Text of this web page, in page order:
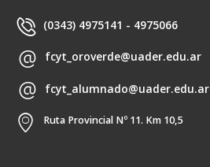
(0343) 4975141 - 4975066
fcyt_oroverde@uader.edu.ar
fcyt_alumnado@uader.edu.ar
Ruta Provincial Nº 11. Km 10,5